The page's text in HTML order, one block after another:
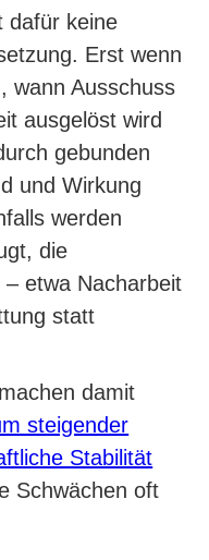
dafür keine
Erst wenn
wann Ausschuss
ausgelöst wird
gebunden
und Wirkung
werden
die
etwa Nacharbeit
statt
damit
steigender
Stabilität
Schwächen oft